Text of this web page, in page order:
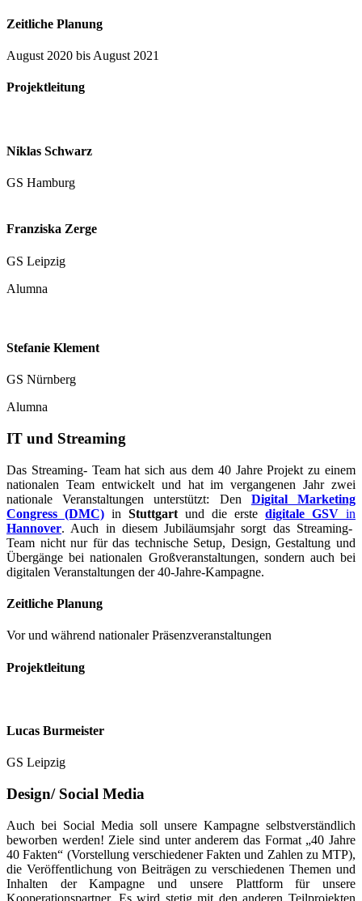
Zeitliche Planung
August 2020 bis August 2021
Projektleitung
Niklas Schwarz
GS Hamburg
Franziska Zerge
GS Leipzig
Alumna
Stefanie Klement
GS Nürnberg
Alumna
IT und Streaming
Das Streaming- Team hat sich aus dem 40 Jahre Projekt zu einem
nationalen Team entwickelt und hat im vergangenen Jahr zwei
nationale Veranstaltungen unterstützt: Den Digital Marketing
Congress (DMC) in Stuttgart und die erste digitale GSV in
Hannover. Auch in diesem Jubiläumsjahr sorgt das Streaming-
Team nicht nur für das technische Setup, Design, Gestaltung und
Übergänge bei nationalen Großveranstaltungen, sondern auch bei
digitalen Veranstaltungen der 40-Jahre-Kampagne.
Zeitliche Planung
Vor und während nationaler Präsenzveranstaltungen
Projektleitung
Lucas Burmeister
GS Leipzig
Design/ Social Media
Auch bei Social Media soll unsere Kampagne selbstverständlich
beworben werden! Ziele sind unter anderem das Format „40 Jahre
40 Fakten“ (Vorstellung verschiedener Fakten und Zahlen zu MTP),
die Veröffentlichung von Beiträgen zu verschiedenen Themen und
Inhalten der Kampagne und unsere Plattform für unsere
Kooperationspartner. Es wird stetig mit den anderen Teilprojekten